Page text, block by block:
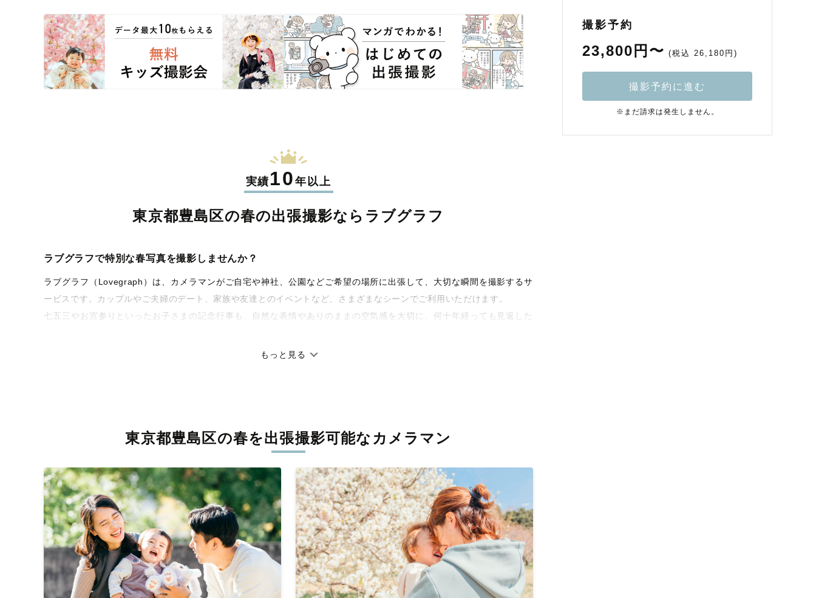
実績10年以上
東京都豊島区の春の出張撮影なら ラブグラフ
ラブグラフで特別な春写真を撮影しませんか？
ラブグラフ（Lovegraph）は、カメラマンがご自宅や神社、公園などご希望の場所に出張して、大切な瞬間を撮影するサ
ービスです。カップルやご夫婦のデート、家族や友達とのイベントなど、さまざまなシーンでご利用いただけます。
七五三やお宮参りといったお子さまの記念行事も、自然な表情やありのままの空気感を大切に、何十年経っても見返した
丁寧なレタッチで思い出を美しく仕上げます
上がりに。きっと「こんな写真を撮ってほしかった！」と思える一枚に出会えます。まずは、ラブグラフの
覧ください。
もっと見る
東京都豊島区の春を出張撮影可能なカメラマン
撮影予約
23,800円〜 (税込 26,180円)
撮影予約に進む
※まだ請求は発生しません。